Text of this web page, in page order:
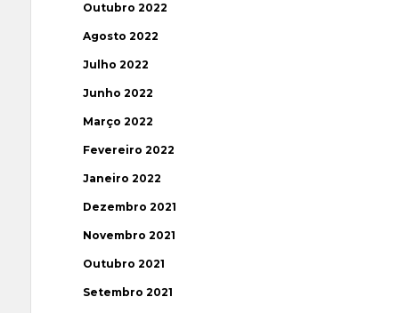
Outubro 2022
Agosto 2022
Julho 2022
Junho 2022
Março 2022
Fevereiro 2022
Janeiro 2022
Dezembro 2021
Novembro 2021
Outubro 2021
Setembro 2021